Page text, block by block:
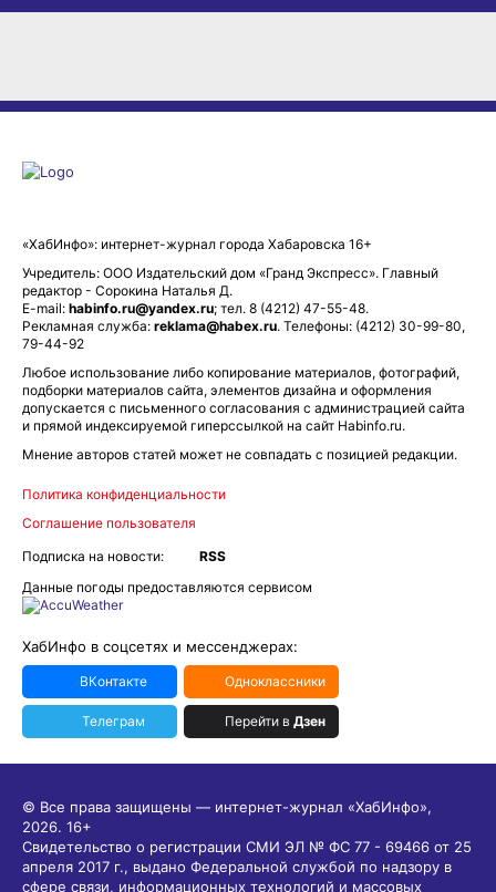
«ХабИнфо»: интернет-журнал города Хабаровска 16+
Учредитель: ООО Издательский дом «Гранд Экспресс». Главный
редактор - Сорокина Наталья Д.
E-mail: habinfo.ru@yandex.ru; тел. 8 (4212) 47-55-48.
Рекламная служба: reklama@habex.ru. Телефоны: (4212) 30-99-80,
79-44-92
Любое использование либо копирование материалов, фотографий,
подборки материалов сайта, элементов дизайна и оформления
допускается с письменного согласования с администрацией сайта
и прямой индексируемой гиперссылкой на сайт Habinfo.ru.
Мнение авторов статей может не совпадать с позицией редакции.
Политика конфиденциальности
Соглашение пользователя
Подписка на новости:
RSS
Данные погоды предоставляются сервисом
ХабИнфо в соцсетях и мессенджерах:
ВКонтакте Одноклассники
Телеграм Перейти в Дзен
© Все права защищены — интернет-журнал «ХабИнфо»,
2026. 16+
Свидетельство о регистрации СМИ ЭЛ № ФС 77 - 69466 от 25
апреля 2017 г., выдано Федеральной службой по надзору в
сфере связи, информационных технологий и массовых